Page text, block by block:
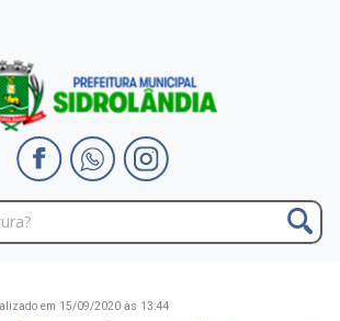
em 15/09/2020 às 13:44